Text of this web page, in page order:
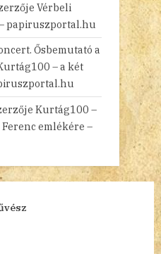
Vérbeli
papiruszportal.hu
Ősbemutató a
– a két
Kurtág100 –
Ferenc emlékére –